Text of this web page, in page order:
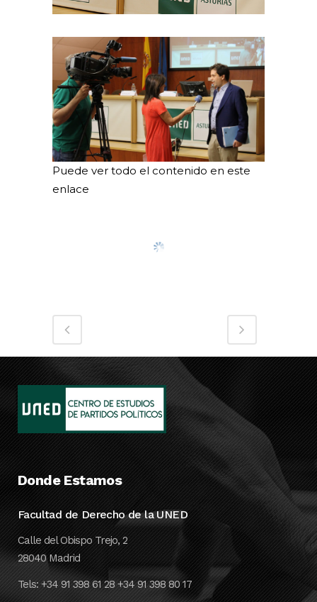
Puede ver todo el contenido en este
enlace
Donde Estamos
Facultad de Derecho de la UNED
Calle del Obispo Trejo, 2
28040 Madrid
Tels: +34 91 398 61 28 +34 91 398 80 17